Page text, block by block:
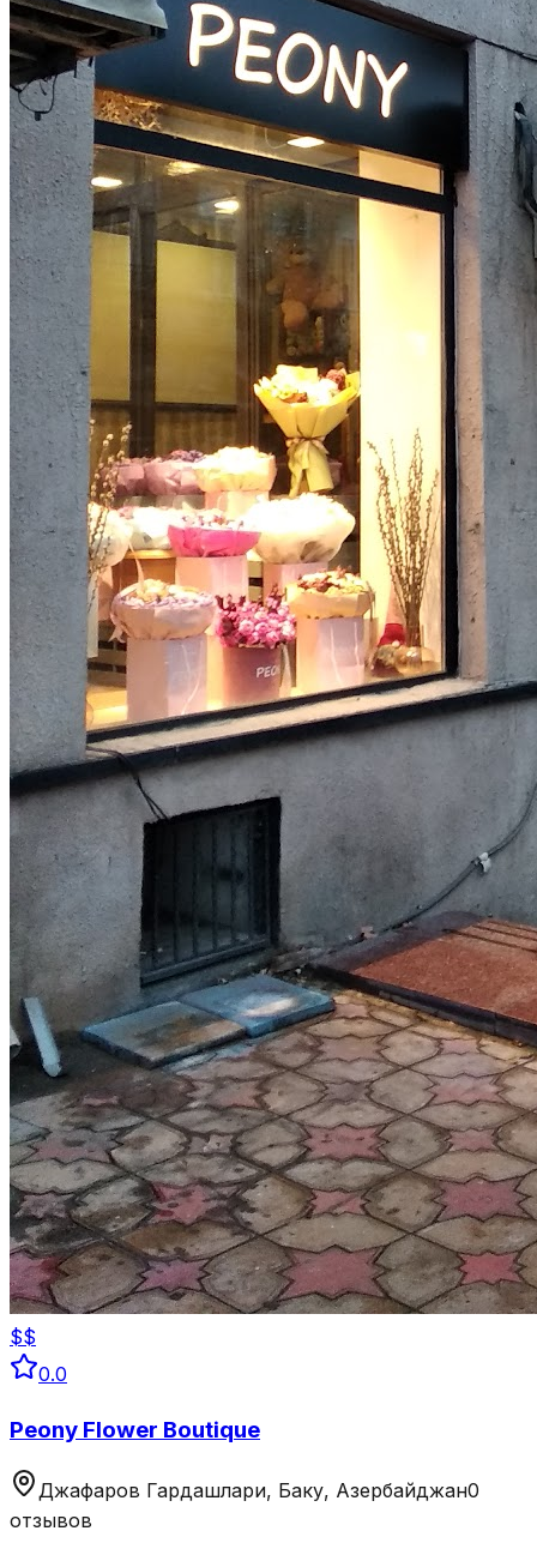
$$
0.0
Peony Flower Boutique
Джафаров Гардашлари, Баку, Азербайджан0
отзывов